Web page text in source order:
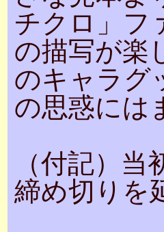
チクロ」フ
の描写が楽
のキャラグ
の思惑には
（付記）
締め切りを